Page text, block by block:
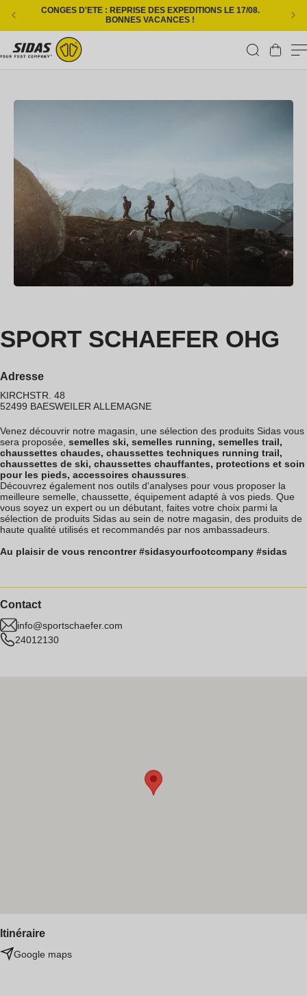
Ignorer et passer au contenu
CONGES D'ETE : REPRISE DES EXPEDITIONS LE 17/08.
BONNES VACANCES !
Panier
SPORT SCHAEFER OHG
Adresse
KIRCHSTR. 48
52499 BAESWEILERALLEMAGNE
Venez découvrir notre magasin, une sélection des produits Sidas vous
sera proposée, semelles ski, semelles running, semelles trail,
chaussettes chaudes, chaussettes techniques running trail,
chaussettes de ski, chaussettes chauffantes, protections et soin
pour les pieds, accessoires chaussures.
Découvrez également nos outils d'analyses pour vous proposer la
meilleure semelle, chaussette, équipement adapté à vos pieds. Que
vous soyez un expert ou un débutant, faites votre choix parmi la
sélection de produits Sidas au sein de notre magasin, des produits de
haute qualité utilisés et recommandés par nos ambassadeurs.
Au plaisir de vous rencontrer #sidasyourfootcompany #sidas
Itinéraire
Google maps
Contact
info@sportschaefer.com
24012130